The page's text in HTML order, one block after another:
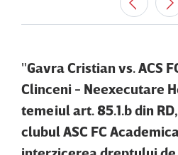
"Gavra Cristian vs. ACS
Clinceni - Neexecutare
temeiul art. 85.1.b din
clubul ASC FC